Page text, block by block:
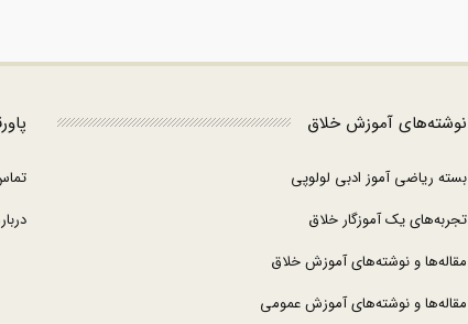
نوشته‌های آموزش خلاق
بسته ریاضی آموز ادبی لولوپی
تجربه‌های یک آموزگار خلاق
مقاله‌ها و نوشته‌های آموزش خلاق
مقاله‌ها و نوشته‌های آموزش عمومی